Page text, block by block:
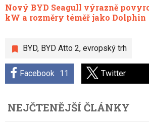
BYD, BYD Atto 2, evropský trh
Facebook 11 Twitter
Nový BYD Seagull výrazně
kW a rozměry téměř jako Dolphin
NEJČTENĚJŠÍ ČLÁNKY